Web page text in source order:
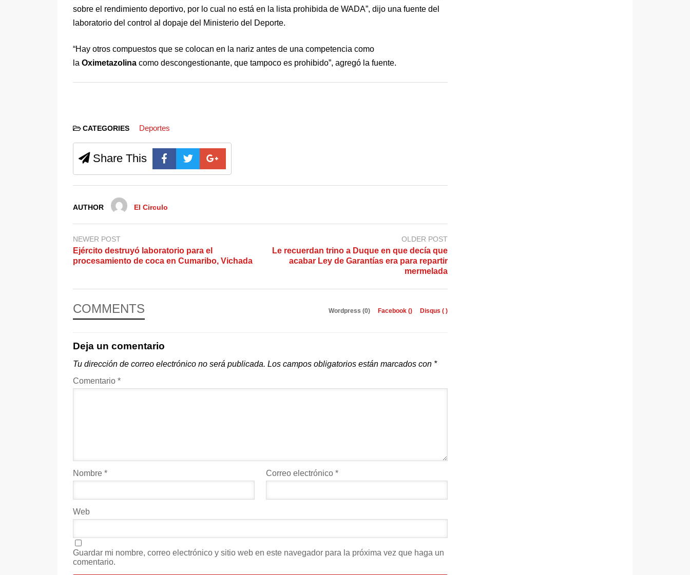
sobre el rendimiento deportivo, por lo cual no está en la lista prohibida de WADA”, dijo una fuente del
laboratorio del control al dopaje del Ministerio del Deporte.
“Hay otros compuestos que se colocan en la nariz antes de una competencia como
la Oximetazolina como descongestionante, que tampoco es prohibido”, agregó la fuente.
CATEGORIES Deportes
Share This
AUTHOR El Circulo
NEWER POST
Ejército destruyó laboratorio para el
procesamiento de coca en Cumaribo, Vichada
OLDER POST
Le recuerdan trino a Duque en que decía que
acabar Ley de Garantías era para repartir
mermelada
COMMENTS Wordpress (0) Facebook () Disqus ( )
Deja un comentario
Tu dirección de correo electrónico no será publicada. Los campos obligatorios están marcados con *
Comentario *
Nombre * Correo electrónico *
Web
Guardar mi nombre, correo electrónico y sitio web en este navegador para la próxima vez que haga un
comentario.